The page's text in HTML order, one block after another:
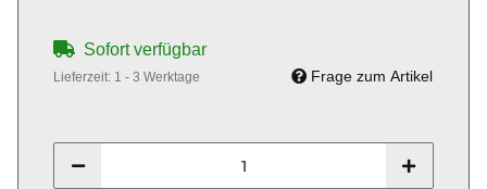
Sofort verfügbar
Lieferzeit: 1 - 3 Werktage Frage zum Artikel